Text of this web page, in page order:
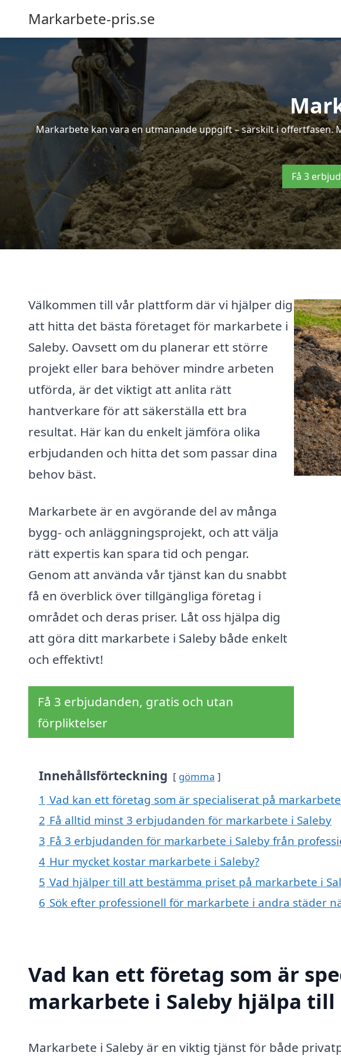
Markarbete-pris.se
Markarbete kan vara en utmanande uppgift – särskilt i
Få 3
Välkommen till vår plattform där vi hjälper dig
att hitta det bästa företaget för markarbete i
Saleby. Oavsett om du planerar ett större
projekt eller bara behöver mindre arbeten
utförda, är det viktigt att anlita rätt
hantverkare för att säkerställa ett bra
resultat. Här kan du enkelt jämföra olika
erbjudanden och hitta det som passar dina
behov bäst.
Markarbete är en avgörande del av många
bygg- och anläggningsprojekt, och att välja
rätt expertis kan spara tid och pengar.
Genom att använda vår tjänst kan du snabbt
få en överblick över tillgängliga företag i
området och deras priser. Låt oss hjälpa dig
att göra ditt markarbete i Saleby både enkelt
och effektivt!
Få 3 erbjudanden, gratis och utan
förpliktelser
Innehållsförteckning gömma
1 Vad kan ett företag som är specialiserat på
2 Få alltid minst 3 erbjudanden för markarbete i Saleby
3 Få 3 erbjudanden för markarbete i Saleby från
4 Hur mycket kostar markarbete i Saleby?
5 Vad hjälper till att bestämma priset på markarbete i
6 Sök efter professionell för markarbete i andra städer
Vad kan ett företag som är
markarbete i Saleby hjälpa till
Markarbete i Saleby är en viktig tjänst för både